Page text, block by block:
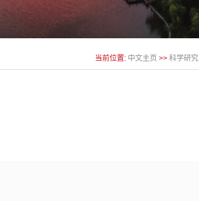
当前位置: 中文主页 >> 科学研究